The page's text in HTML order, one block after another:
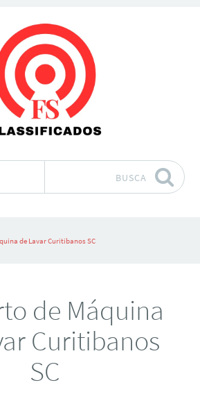
BUSCA
de Lavar Curitibanos SC
de Máquina
Curitibanos
SC